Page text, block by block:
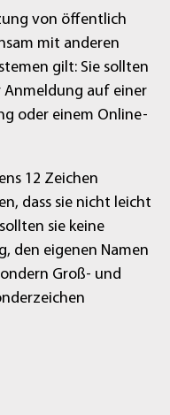
von öffentlich
mit anderen
gilt: Sie sollten
auf einer
oder einem Online-
12 Zeichen
dass sie nicht leicht
sie keine
den eigenen Namen
Groß- und